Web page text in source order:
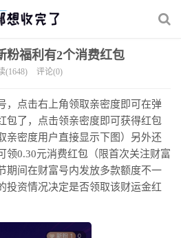
粉福利有2个消费红包
(1648) 评论(0)
，点击右上角领取亲密度即可在弹
包了，点击领亲密度即可获得红包
亲密度用户直接显示下图）另外还
领0.30元消费红包（限首次关注财富
期间在财富号内发放多款额度不一
投资情况决定是否领取该财运金红